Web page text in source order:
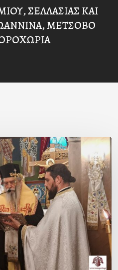
ΣΕΛΛΑΣΙΑΣ ΚΑΙ
ΜΕΤΣΟΒΟ